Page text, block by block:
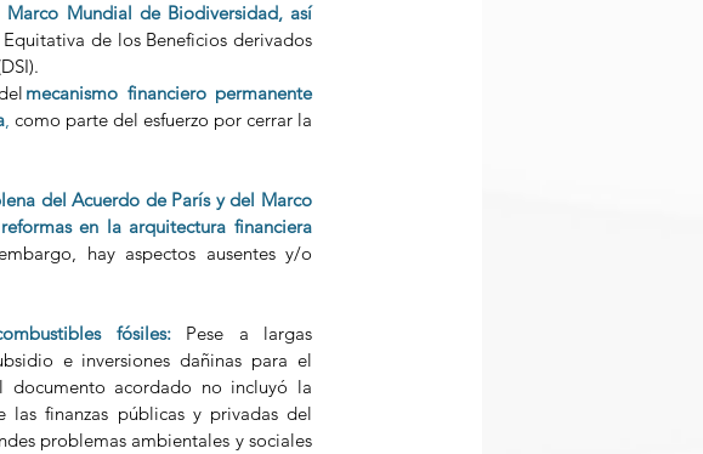
Mundial de Biodiversidad, así
de los Beneficios derivados
mecanismo financiero permanente
, como parte del esfuerzo por cerrar la
del Acuerdo de París y del Marco
reformas en la arquitectura financiera
hay aspectos ausentes y/o
fósiles: Pese a largas
e inversiones dañinas para el
documento acordado no incluyó la
finanzas públicas y privadas del
problemas ambientales y sociales